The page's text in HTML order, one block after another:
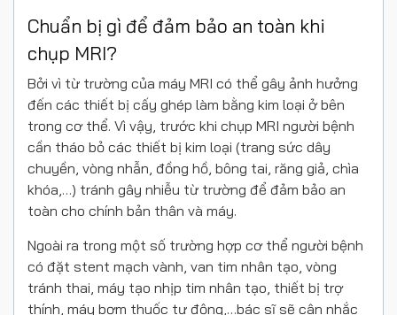
Chuẩn bị gì để đảm bảo an toàn khi
chụp MRI?
Bởi vì từ trường của máy MRI có thể gây ảnh hưởng
đến các thiết bị cấy ghép làm bằng kim loại ở bên
trong cơ thể. Vì vậy, trước khi chụp MRI người bệnh
cần tháo bỏ các thiết bị kim loại (trang sức dây
chuyền, vòng nhẫn, đồng hồ, bông tai, răng giả, chìa
khóa,…) tránh gây nhiễu từ trường để đảm bảo an
toàn cho chính bản thân và máy.
Ngoài ra trong một số trường hợp cơ thể người bệnh
có đặt stent mạch vành, van tim nhân tạo, vòng
tránh thai, máy tạo nhịp tim nhân tạo, thiết bị trợ
thính, máy bơm thuốc tự động,…bác sĩ sẽ cân nhắc